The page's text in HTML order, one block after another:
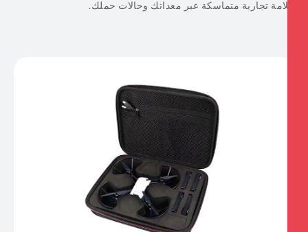
تجارية متماسكة عبر معداتك وحالات حملك.